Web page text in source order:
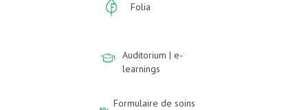
Folia
Auditorium | e-
learnings
Formulaire de soins